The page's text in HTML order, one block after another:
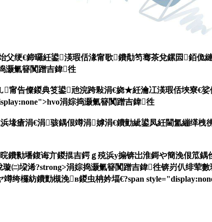
父绠€鍗曪紝鍙渶瑕佸湪甯歌鐨勪笉骞茶兌鏍囩銆
灏氭簮闃蹭吉鍏徃
甯告儏鍐典笅鍙兘浣跨敤涓€娆★紝瀹冮渶瑕佸埉寮€
涓婃捣灏氭簮闃蹭吉鍏徃
堟瘡涓€涓骇鍝佷竴涓嫭涓€鐨勭紪鍙凤紝閫氳繃缂
鐨勬墦鍑诲亣鍐掍吉鍔ｇ殑浜у搧锛岀淮鎶や簡浼佷笟
㈡垜浠?strong>涓婃捣灏氭簮闃蹭吉鍏徃锛岃仈绯荤數
绔欏紡鐨勯槻浼в鍐虫柟妗堛€?span